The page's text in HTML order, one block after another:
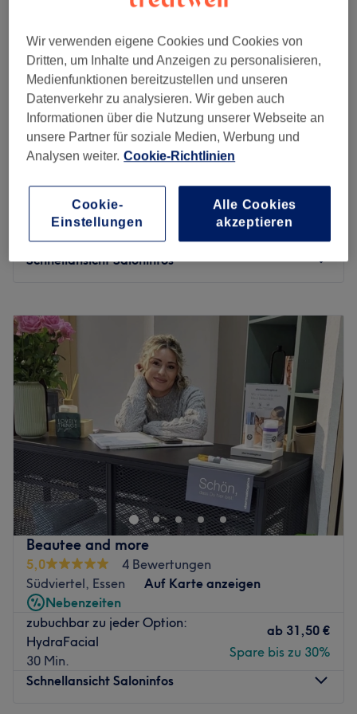
Willkommen im DS Beauty Atelier – Ihrem Kosmetikstudio
in Essen. Wir sind spezialisiert auf Permanent Make-Up,
Gesichtsbehandlungen und Wimpernverlängerungen.
Vertrauen Sie auf unsere Expertise, um Ihre natürliche
Schönheit zu unterstreichen!
Zurück zur Salonansicht
Ay Beauty Asena Yazar
5,0
11 Bewertungen
Nebenzeiten
Gesichtsbehandlung - Aquafacial
45 Min.
ab 84,15 €
Spare bis zu 15%
Schnellansicht Saloninfos
Dienstag
10:00– 19:00
Mittwoch
10:00
19:00
Donnerstag
10:00
19:00
Freitag
10:00–19:00
Samstag
10:00
19:00
Sonntag
10:00–19:00
Der moderne Salon Ay Beauty Asena Yazar in Essen ist
dein Spot für professionelle Kosmetikbehandlungen und
langanhaltende Haarentfernung, die deine Haut zum
Strahlen bringen. In einem stilvollen Ambiente dreht sich
hier alles um deine persönliche Auszeit und präzise
Pflegekonzepte, die individuell auf deine
Hautbedürfnisse abgestimmt werden. Das Studio vereint
innovative Techniken mit absoluter Präzision, damit du
dich in deiner Haut rundum wohlfühlst. Von klärenden
Gesichtsbehandlungen bis hin zu sanften Methoden für
seidig glatte Haut wird hier jedes Treatment mit größter
Sorgfalt durchgeführt.
Beautee and more
5,0
4 Bewertungen
Südviertel, Essen
Auf Karte anzeigen
Nebenzeiten
zubuchbar zu jeder Option:
HydraFacial
30 Min.
ab 31,50 €
Spare bis zu 30%
Schnellansicht Saloninfos
Wir verwenden eigene Cookies und Cookies von
Dritten, um Inhalte und Anzeigen zu personalisieren,
Medienfunktionen bereitzustellen und unseren
Datenverkehr zu analysieren. Wir geben auch
Informationen über die Nutzung unserer Webseite an
unsere Partner für soziale Medien, Werbung und
Analysen weiter. Cookie-Richtlinien
Cookie-
Einstellungen
Alle Cookies
akzeptieren